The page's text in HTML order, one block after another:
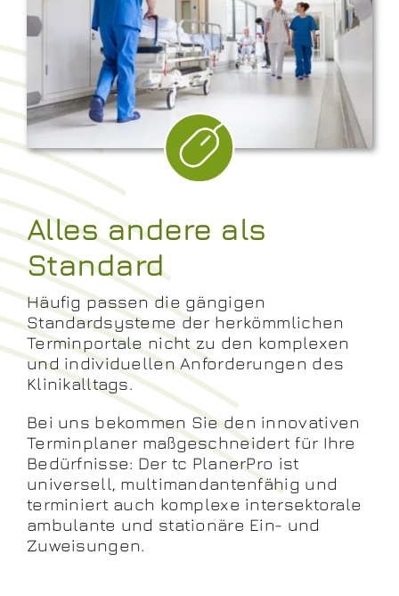
Alles andere als
Standard
Häufig passen die gängigen
Standardsysteme der herkömmlichen
Terminportale nicht zu den komplexen
und individuellen Anforderungen des
Klinikalltags.
Bei uns bekommen Sie den innovativen
Terminplaner maßgeschneidert für Ihre
Bedürfnisse: Der tc PlanerPro ist
universell, multimandantenfähig und
terminiert auch komplexe intersektorale
ambulante und stationäre Ein- und
Zuweisungen.